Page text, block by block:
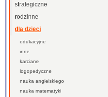
strategiczne
rodzinne
dla dzieci
edukacyjne
inne
karciane
logopedyczne
nauka angielskiego
nauka matematyki